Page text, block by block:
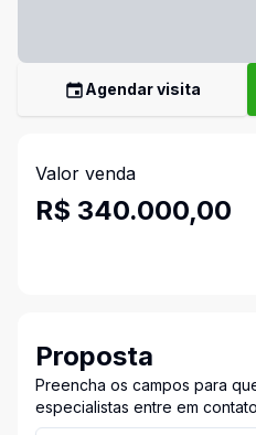
Agendar visita
Valor venda
R$ 340.000,00
Proposta
Preencha os campos para
especialistas entre em contato